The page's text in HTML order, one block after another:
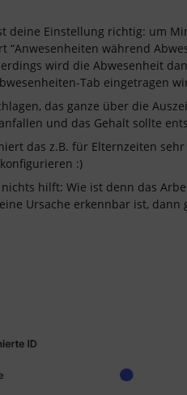
deine Einstellung richtig: um
“Anwesenheiten während
wird die Abwesenheit
Tab eingetragen
das ganze über die
und das Gehalt sollte
das z.B. für Elternzeiten
:)
hilft: Wie ist denn das
Ursache erkennbar ist, dann